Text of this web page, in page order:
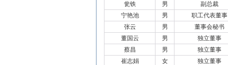
瓮铁
男 副总裁
宁艳池
男 职工代表董事
张云
男 董事会秘书
董国云
男 独立董事
蔡昌
男 独立董事
崔志娟
女 独立董事